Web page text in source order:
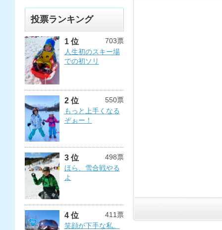
投票ランキング
1 位
703票
人生初のスキー場
での初ソリ
2 位
550票
もっと上手くなる
ぞぉー！
3 位
498票
ほら、雪合戦やる
よ
4 位
411票
笑顔が下手な私。